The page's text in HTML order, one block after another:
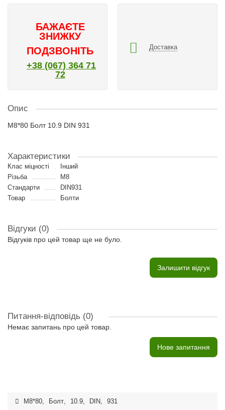
БАЖАЄТЕ
ЗНИЖКУ
ПОДЗВОНІТЬ
+38 (067) 364 71
72
Доставка
Опис
M8*80 Болт 10.9 DIN 931
Характеристики
Клас міцності
Інший
Різьба
M8
Стандарти
DIN931
Товар
Болти
Відгуки (0)
Відгуків про цей товар ще не було.
Залишити відгук
Питання-відповідь (0)
Немає запитань про цей товар.
Нове запитання
M8*80, Болт, 10.9, DIN, 931